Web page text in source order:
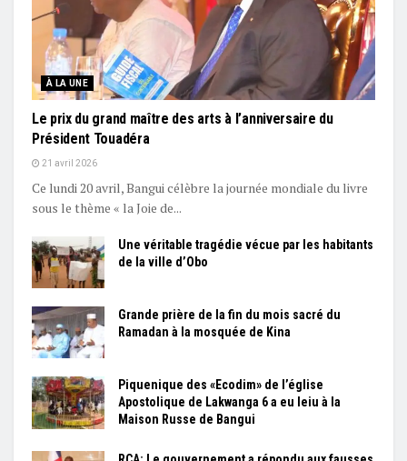
À LA UNE
Le prix du grand maître des arts à l’anniversaire du
Président Touadéra
21 avril 2026
Ce lundi 20 avril, Bangui célèbre la journée mondiale du livre
sous le thème « la Joie de...
Une véritable tragédie vécue par les habitants
de la ville d’Obo
Grande prière de la fin du mois sacré du
Ramadan à la mosquée de Kina
Piquenique des «Ecodim» de l’église
Apostolique de Lakwanga 6 a eu leiu à la
Maison Russe de Bangui